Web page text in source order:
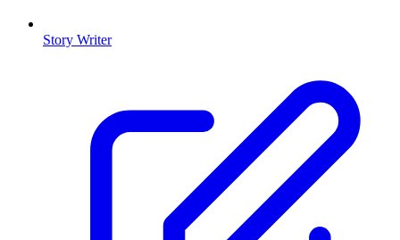
Story Writer